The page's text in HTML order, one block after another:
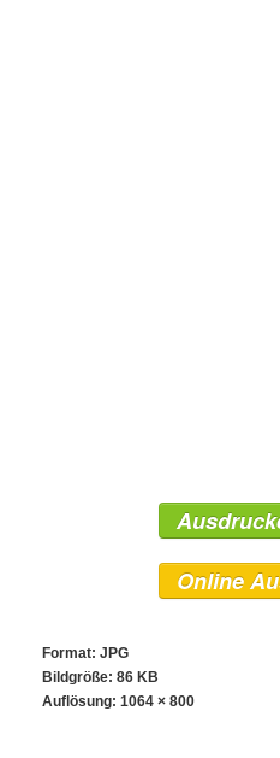
Online
Format: JPG
Bildgröße: 86 KB
Auflösung: 1064 × 800